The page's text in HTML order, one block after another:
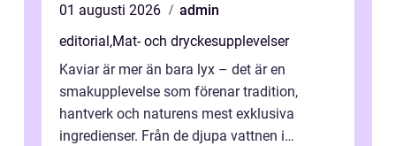
01 augusti 2026
admin
editorial,Mat- och dryckesupplevelser
Kaviar är mer än bara lyx – det är en
smakupplevelse som förenar tradition,
hantverk och naturens mest exklusiva
ingredienser. Från de djupa vattnen i